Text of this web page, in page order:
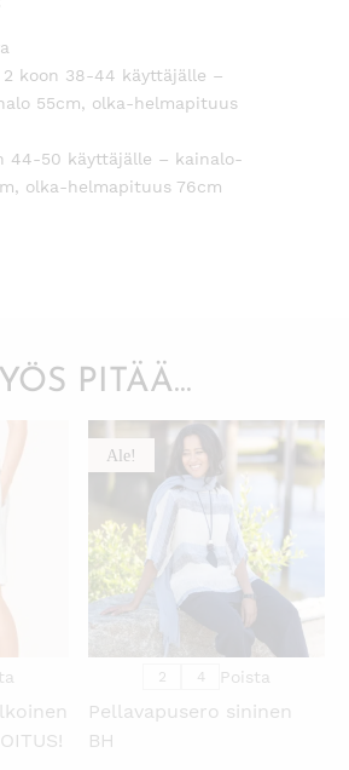
koon 38-44 käyttäjälle –
55cm, olka-helmapituus
44-50 käyttäjälle – kainalo-
olka-helmapituus 76cm
PITÄÄ...
Ale! KATSO PIKANÄKYMÄ
2 4 Poista
Pellavapusero sininen
BH